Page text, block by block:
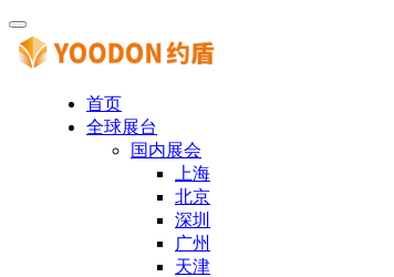
首页
全球展台
国内展会
上海
北京
深圳
广州
天津